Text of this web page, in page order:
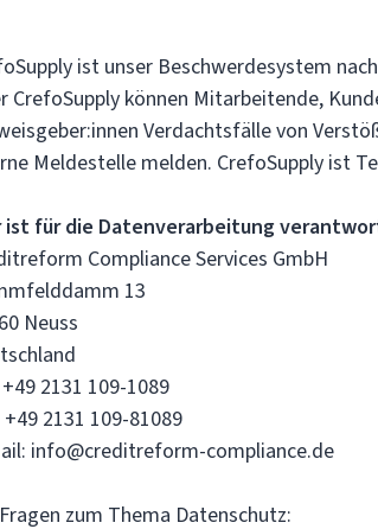
ist unser Beschwerdesystem
CrefoSupply können Mitarbeitende,
Verdachtsfälle von
Meldestelle melden. CrefoSupply ist
ist für die Datenverarbeitung
Compliance Services GmbH
13
Neuss
2131 109-1089
+49 2131 109-81089
info@creditreform-compliance.de
zum Thema Datenschutz: